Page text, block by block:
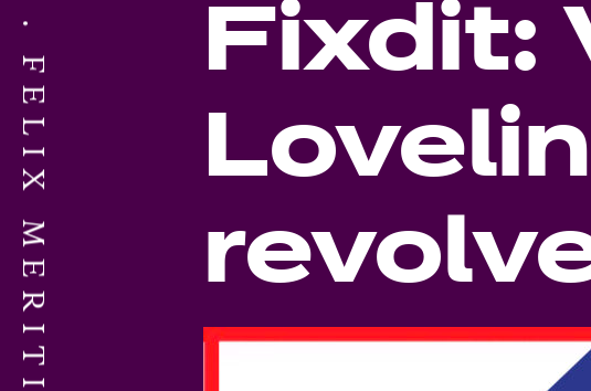
FELIX MERITIS
Fixdit: